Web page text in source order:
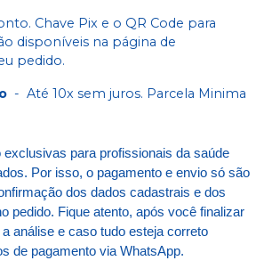
Chave Pix e o QR Code para
disponíveis na página de
pedido.
- Até 10x sem juros. Parcela Minima
para profissionais da saúde
Por isso, o pagamento e envio só são
dos dados cadastrais e dos
pedido. Fique atento, após você finalizar
análise e caso tudo esteja correto
de pagamento via WhatsApp.